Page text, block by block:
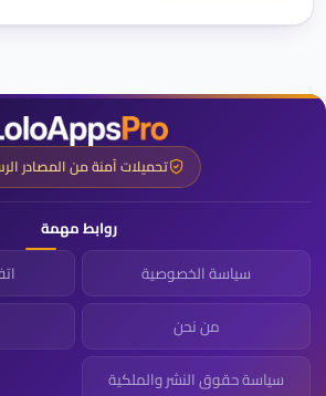
تحميلات آمنة من المصادر
روابط مهمة
سياسة الخصوصية
من نحن
سياسة حقوق النشر والملكية